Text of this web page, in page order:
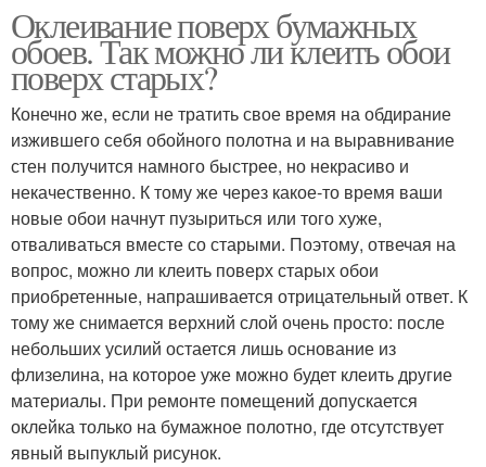
Оклеивание поверх бумажных
обоев. Так можно ли клеить обои
поверх старых?
Конечно же, если не тратить свое время на обдирание
изжившего себя обойного полотна и на выравнивание
стен получится намного быстрее, но некрасиво и
некачественно. К тому же через какое-то время ваши
новые обои начнут пузыриться или того хуже,
отваливаться вместе со старыми. Поэтому, отвечая на
вопрос, можно ли клеить поверх старых обои
приобретенные, напрашивается отрицательный ответ. К
тому же снимается верхний слой очень просто: после
небольших усилий остается лишь основание из
флизелина, на которое уже можно будет клеить другие
материалы. При ремонте помещений допускается
оклейка только на бумажное полотно, где отсутствует
явный выпуклый рисунок.